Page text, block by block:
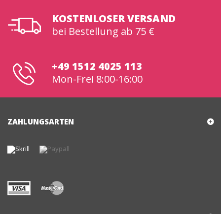
KOSTENLOSER VERSAND
bei Bestellung ab 75 €
+49 1512 4025 113
Mon-Frei 8:00-16:00
ZAHLUNGSARTEN